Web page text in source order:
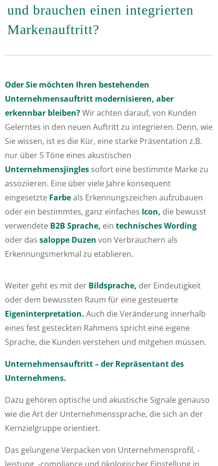
und brauchen einen integrierten
Markenauftritt?
Oder Sie möchten Ihren bestehenden
Unternehmensauftritt modernisieren, aber
erkennbar bleiben?Wir achten darauf, von Kunden
Gelerntes in den neuen Auftritt zu integrieren. Denn, wie
Sie wissen, ist es die Kür, eine starke Präsentation z.B.
nur über 5 Töne eines akustischen
Unternehmensjingles sofort eine bestimmte Marke zu
assoziieren. Eine über viele Jahre konsequent
eingesetzte Farbeals Erkennungszeichen aufzubauen
oder ein bestimmtes, ganz einfaches Icon, die bewusst
verwendete B2B Sprache, ein technisches Wording
oder das saloppe Duzen von Verbrauchern als
Erkennungsmerkmal zu etablieren.
Weiter geht es mit der Bildsprache, der Eindeutigkeit
oder dem bewussten Raum für eine gesteuerte
Eigeninterpretation. Auch die Veränderung innerhalb
eines fest gesteckten Rahmens spricht eine eigene
Sprache, die Kunden verstehen und mitgehen müssen.
Unternehmensauftritt – der Repräsentant des
Unternehmens.
Dazu gehören optische und akustische Signale genauso
wie die Art der Unternehmenssprache, die sich an der
Kernzielgruppe orientiert.
Das gelungene Verpacken von Unternehmensprofil, -